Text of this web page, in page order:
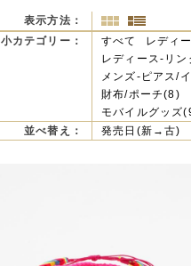
表示方法：
小カテゴリー：
すべて レディ
レディース-リ
メンズ-ピアス/
財布/ポーチ(8)
モバイルグッズ
並べ替え：
発売日(新→古)